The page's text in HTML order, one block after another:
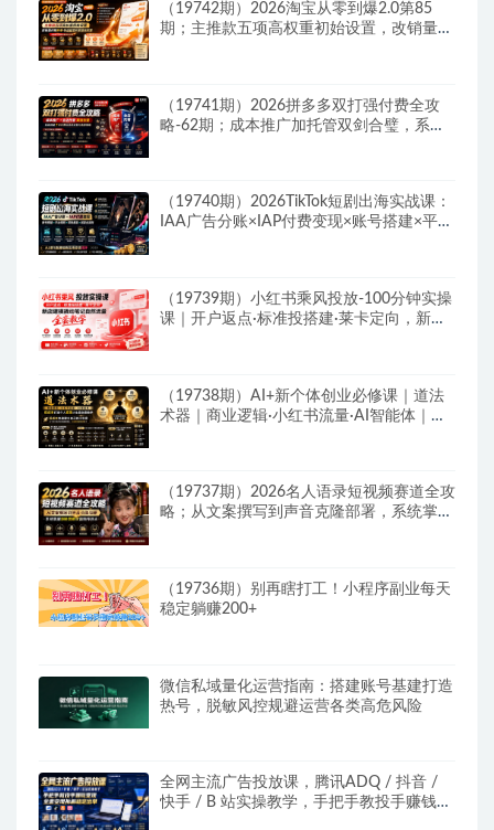
（19742期）2026淘宝从零到爆2.0第85
期；主推款五项高权重初始设置，改销量评
（19741期）2026拼多多双打强付费全攻
略-62期；成本推广加托管双剑合璧，系统
（19740期）2026TikTok短剧出海实战课：
IAA广告分账×IAP付费变现×账号搭建×平台
（19739期）小红书乘风投放-100分钟实操
课｜开户返点·标准投搭建·莱卡定向，新店
（19738期）AI+新个体创业必修课｜道法
术器｜商业逻辑·小红书流量·AI智能体｜低
（19737期）2026名人语录短视频赛道全攻
略；从文案撰写到声音克隆部署，系统掌握
（19736期）别再瞎打工！小程序副业每天
稳定躺赚200+
微信私域量化运营指南：搭建账号基建打造
热号，脱敏风控规避运营各类高危风险
全网主流广告投放课，腾讯ADQ / 抖音 /
快手 / B 站实操教学，手把手教投手赚钱变